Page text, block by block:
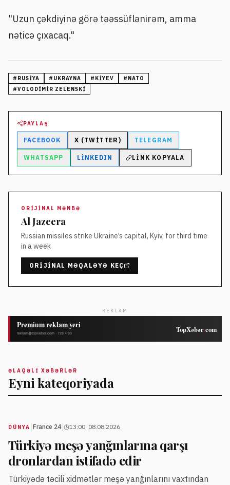
"Uzun çəkdiyinə görə təəssüflənirəm, amma
nəticə çıxacaq."
# RUSIYA # UKRAYNA # KIYEV # NATO
#VOLODIMIR ZELENSKI
PAYLAŞ
FACEBOOK X (TWITTER) TELEGRAM
WHATSAPP LINKEDIN LINK KOPYALA
ORIJINAL MƏNBƏ
Al Jazeera
Russian missiles strike Ukraine’s capital, Kyiv, for third time
in a week
ORIJINAL MƏQALƏYƏ KEÇ
REKLAM
ƏLAQƏLI XƏBƏRLƏR
Eyni kateqoriyada
DÜNYA France 24| 13:00, 08.08.2026
Türkiyə meşə yanğınlarına qarşı
dronlardan istifadə edir
Türkiyədə təcili xidmətlər meşə yanğınlarını vaxtından